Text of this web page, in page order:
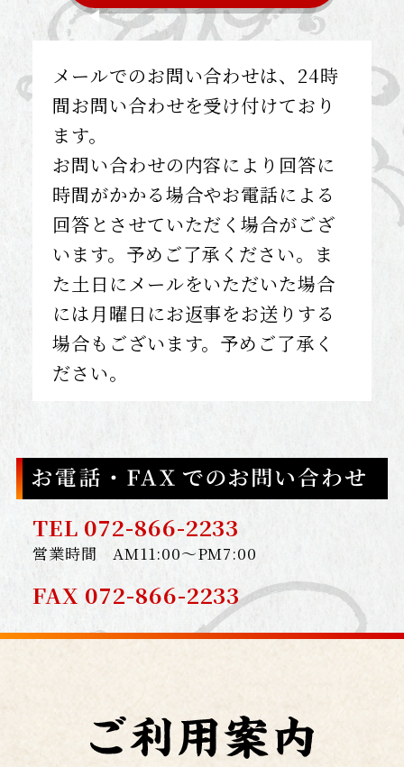
メールでのお問い合わせは、24時
間お問い合わせを受け付けており
ます。
お問い合わせの内容により回答に
時間がかかる場合やお電話による
回答とさせていただく場合がござ
います。予めご了承ください。ま
た土日にメールをいただいた場合
には月曜日にお返事をお送りする
場合もございます。予めご了承く
ださい。
TEL 072-866-2233
営業時間 AM11:00～PM7:00
FAX 072-866-2233